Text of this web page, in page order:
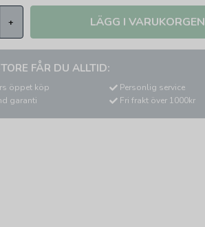
+ LÄGG I VARUKORGEN
FÅR DU ALLTID:
öppet köp
garanti
Personlig service
Fri frakt över 1000kr